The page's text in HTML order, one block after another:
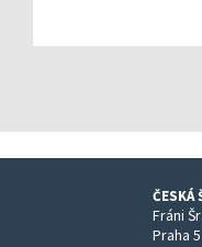
ČESKÁ
Fráni
Praha 5